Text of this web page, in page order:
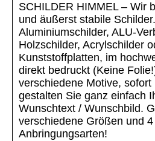
SCHILDER HIMMEL – Wir
und äußerst stabile
Aluminiumschilder, ALU-
Holzschilder, Acrylschilder
Kunststoffplatten, im
direkt bedruckt (Keine
verschiedene Motive,
gestalten Sie ganz einfach
Wunschtext / Wunschbild.
verschiedene Größen und
Anbringungsarten!